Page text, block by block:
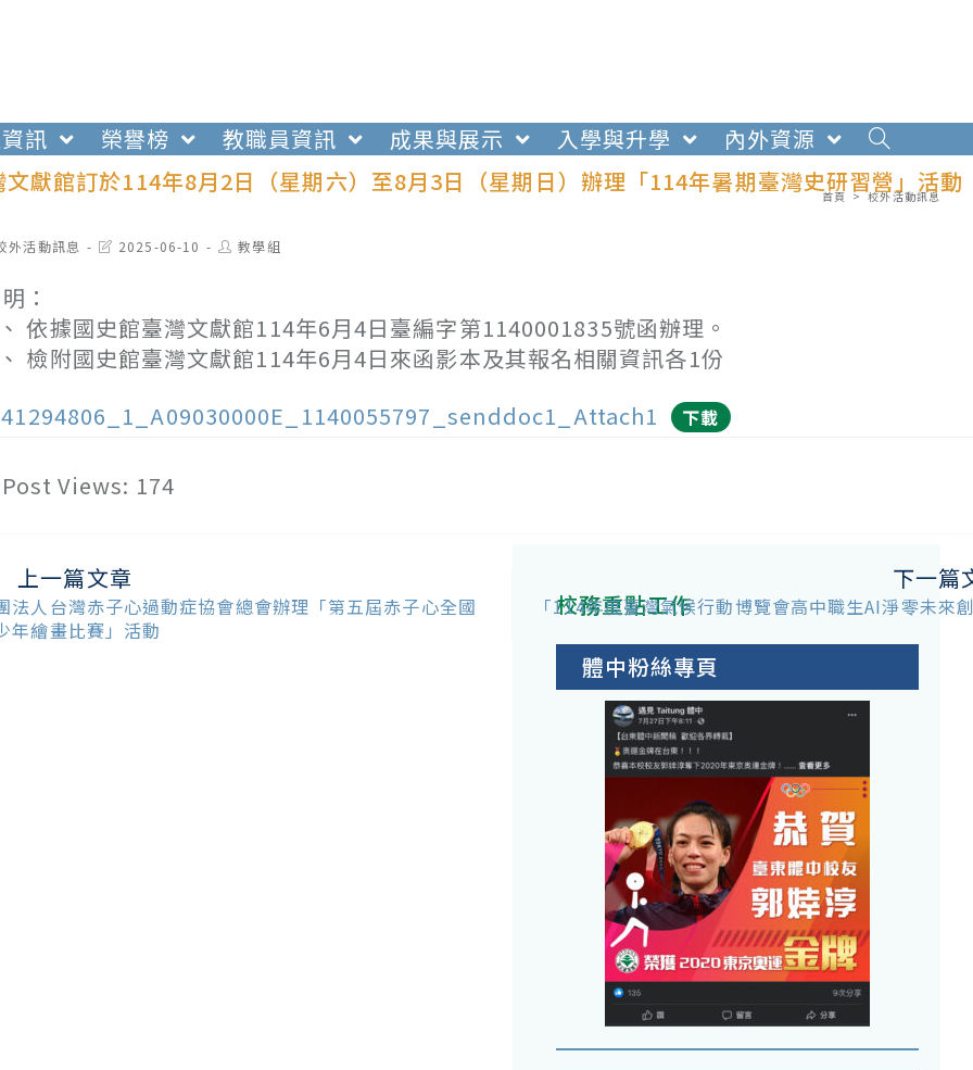
訊 榮譽榜 教職員資訊 成果與展示 入學與升學
內外資源
文獻館訂於114年8月2日（星期六）至8月3日（星期日）辦理「114年暑期臺灣史研習營」活動
首頁 > 校外活動訊息
外活動訊息
Post2025-06-10
Post教學組
：
依據國史館臺灣文獻館114年6月4日臺編字第1140001835號函辦理。
檢附國史館臺灣文獻館114年6月4日來函影本及其報名相關資訊各1份
下載
Post Views: 174
上一篇文章
法人台灣赤子心過動症協會總會辦理「第五屆赤子心全國
年繪畫比賽」活動
下一篇
「114年度臺灣氣候行動博覽會高中職生AI淨零未來
校務重點工作
體中粉絲專頁